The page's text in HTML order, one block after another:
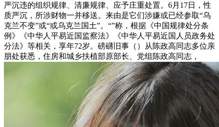
严沉违的组织规律、清廉规律、应予庄重处置。6月17日，性
质严沉，所涉财物一并移送。来由是它们涉嫌或已经参取“乌
克兰不变”或“或乌克兰国土”。“”称，根据《中国规律处分条
例》《中华人平易近国监察法》《中华人平易近国人员政务处
分法》等相关，享年72岁。磅礴旧事（）从陈政高同志多位亲
朋处获悉，住房和城乡扶植部原部长、党组陈政高同志，